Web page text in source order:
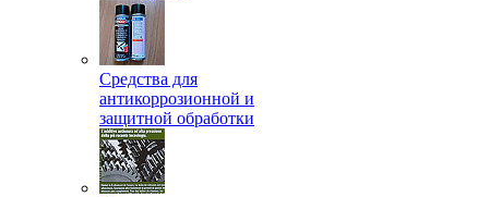
Средства для
антикоррозионной и
защитной обработки